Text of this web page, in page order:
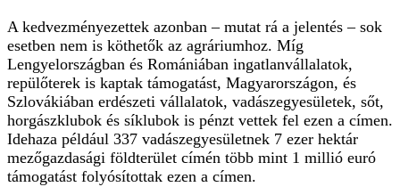
A kedvezményezettek azonban – mutat rá a jelentés – sok
esetben nem is köthetők az agráriumhoz. Míg
Lengyelországban és Romániában ingatlanvállalatok,
repülőterek is kaptak támogatást, Magyarországon, és
Szlovákiában erdészeti vállalatok, vadászegyesületek, sőt,
horgászklubok és síklubok is pénzt vettek fel ezen a címen.
Idehaza például 337 vadászegyesületnek 7 ezer hektár
mezőgazdasági földterület címén több mint 1 millió euró
támogatást folyósítottak ezen a címen.